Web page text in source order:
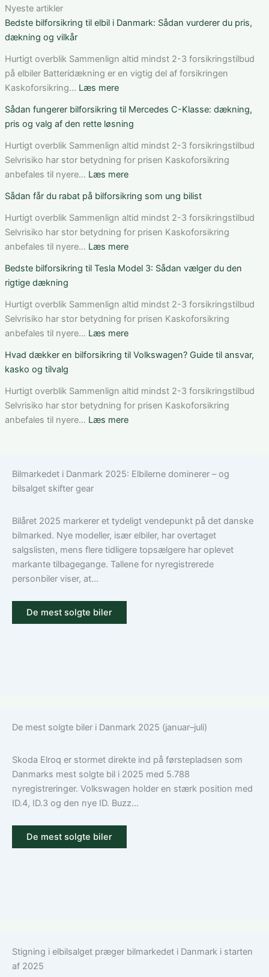
Nyeste artikler
Bedste bilforsikring til elbil i Danmark: Sådan vurderer du pris,
dækning og vilkår
Hurtigt overblik Sammenlign altid mindst 2-3 forsikringstilbud
på elbiler Batteridækning er en vigtig del af forsikringen
Kaskoforsikring… Læs mere:
bilforsikring
til
elbil
i
Danmark:
vurderer
du
pris,
dækning
vilkår
Sådan fungerer bilforsikring til Mercedes C-Klasse: dækning,
pris og valg af den rette løsning
Hurtigt overblik Sammenlign altid mindst 2-3 forsikringstilbud
Selvrisiko har stor betydning for prisen Kaskoforsikring
anbefales til nyere… Læs mere:
fungerer
bilforsikring
til
Mercedes
Klasse:
pris
og
valg
den
løsning
Sådan får du rabat på bilforsikring som ung bilist
Hurtigt overblik Sammenlign altid mindst 2-3 forsikringstilbud
Selvrisiko har stor betydning for prisen Kaskoforsikring
anbefales til nyere… Læs mere:
får
rabat
på
bilforsikring
ung
Bedste bilforsikring til Tesla Model 3: Sådan vælger du den
rigtige dækning
Hurtigt overblik Sammenlign altid mindst 2-3 forsikringstilbud
Selvrisiko har stor betydning for prisen Kaskoforsikring
anbefales til nyere… Læs mere:
bilforsikring
Tesla
Model
3:
den
Hvad dækker en bilforsikring til Volkswagen? Guide til ansvar,
kasko og tilvalg
Hurtigt overblik Sammenlign altid mindst 2-3 forsikringstilbud
Selvrisiko har stor betydning for prisen Kaskoforsikring
anbefales til nyere… Læs mere:
bilforsikring
Guide
til
ansvar,
kasko
Bilmarkedet i Danmark 2025: Elbilerne dominerer – og
bilsalget skifter gear
Bilåret 2025 markerer et tydeligt vendepunkt på det danske
bilmarked. Nye modeller, især elbiler, har overtaget
salgslisten, mens flere tidligere topsælgere har oplevet
markante tilbagegange. Tallene for nyregistrerede
personbiler viser, at...
De mest solgte biler
De mest solgte biler i Danmark 2025 (januar–juli)
Skoda Elroq er stormet direkte ind på førstepladsen som
Danmarks mest solgte bil i 2025 med 5.788
nyregistreringer. Volkswagen holder en stærk position med
ID.4, ID.3 og den nye ID. Buzz...
De mest solgte biler
Stigning i elbilsalget præger bilmarkedet i Danmark i starten
af 2025